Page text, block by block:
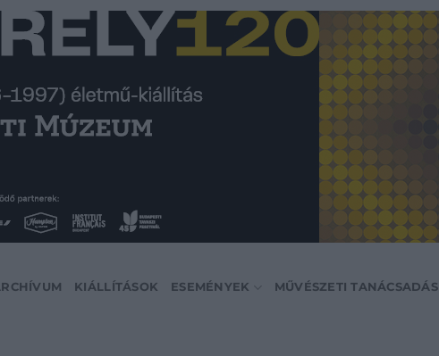
KIÁLLÍTÁSOK ESEMÉNYEK MŰVÉSZETI TANÁCSADÁS